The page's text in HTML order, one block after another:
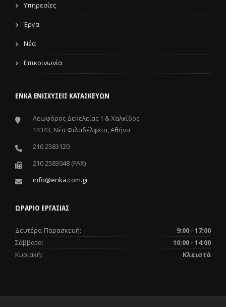
Υπηρεσίες
Έργα
Νέα
Επικοινωνία
ΕΝΚΑ ΕΝΙΣΧΎΣΕΙΣ ΚΑΤΑΣΚΕΥΏΝ
Λεωφόρος Δεκελείας 1 & Χαλκίδος
14343, Νέα Φιλαδέλφεια, Αθήνα
210 2583120
210 2583048 (FAX)
info@enka.com.gr
ΩΡΑΡΙΟ ΕΡΓΑΣΙΑΣ
Δευτέρα-Παρασκευή:
9:00 - 17:00
Σάββατο:
10:00 - 14:00
Κυριακή:
Κλειστά